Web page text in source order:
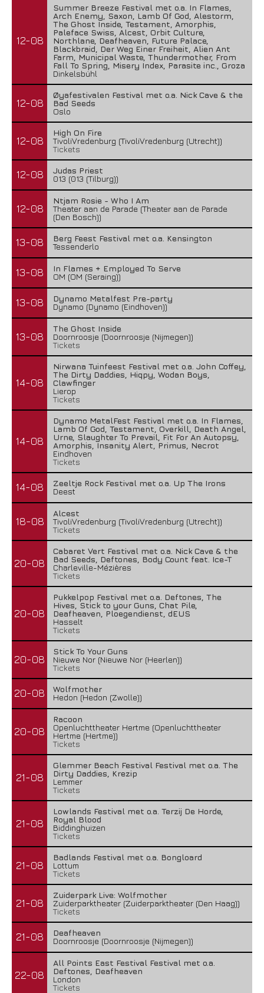
12-08
Summer Breeze Festival met o.a. In Flames,
Arch Enemy, Saxon, Lamb Of God, Alestorm,
The Ghost Inside, Testament, Amorphis,
Paleface Swiss, Alcest, Orbit Culture,
Northlane, Deafheaven, Future Palace,
Blackbraid, Der Weg Einer Freiheit, Alien Ant
Farm, Municipal Waste, Thundermother, From
Fall To Spring, Misery Index, Parasite inc., Groza
Dinkelsbühl
12-08
Øyafestivalen Festival met o.a. Nick Cave & the
Bad Seeds
Oslo
12-08
High On Fire
TivoliVredenburg (TivoliVredenburg (Utrecht))
Tickets
12-08
Judas Priest
013 (013 (Tilburg))
12-08
Ntjam Rosie - Who I Am
Theater aan de Parade (Theater aan de Parade
(Den Bosch))
13-08
Berg Feest Festival met o.a. Kensington
Tessenderlo
13-08
In Flames + Employed To Serve
OM (OM (Seraing))
13-08
Dynamo Metalfest Pre-party
Dynamo (Dynamo (Eindhoven))
13-08
The Ghost Inside
Doornroosje (Doornroosje (Nijmegen))
Tickets
14-08
Nirwana Tuinfeest Festival met o.a. John Coffey,
The Dirty Daddies, Hiqpy, Wodan Boys,
Clawfinger
Lierop
Tickets
14-08
Dynamo MetalFest Festival met o.a. In Flames,
Lamb Of God, Testament, Overkill, Death Angel,
Urne, Slaughter To Prevail, Fit For An Autopsy,
Amorphis, Insanity Alert, Primus, Necrot
Eindhoven
Tickets
14-08
Zeeltje Rock Festival met o.a. Up The Irons
Deest
18-08
Alcest
TivoliVredenburg (TivoliVredenburg (Utrecht))
Tickets
20-08
Cabaret Vert Festival met o.a. Nick Cave & the
Bad Seeds, Deftones, Body Count feat. Ice-T
Charleville-Mézières
Tickets
20-08
Pukkelpop Festival met o.a. Deftones, The
Hives, Stick to your Guns, Chat Pile,
Deafheaven, Ploegendienst, dEUS
Hasselt
Tickets
20-08
Stick To Your Guns
Nieuwe Nor (Nieuwe Nor (Heerlen))
Tickets
20-08
Wolfmother
Hedon (Hedon (Zwolle))
20-08
Racoon
Openluchttheater Hertme (Openluchttheater
Hertme (Hertme))
Tickets
21-08
Glemmer Beach Festival Festival met o.a. The
Dirty Daddies, Krezip
Lemmer
Tickets
21-08
Lowlands Festival met o.a. Terzij De Horde,
Royal Blood
Biddinghuizen
Tickets
21-08
Badlands Festival met o.a. Bongloard
Lottum
Tickets
21-08
Zuiderpark Live: Wolfmother
Zuiderparktheater (Zuiderparktheater (Den Haag))
Tickets
21-08
Deafheaven
Doornroosje (Doornroosje (Nijmegen))
22-08
All Points East Festival Festival met o.a.
Deftones, Deafheaven
London
Tickets